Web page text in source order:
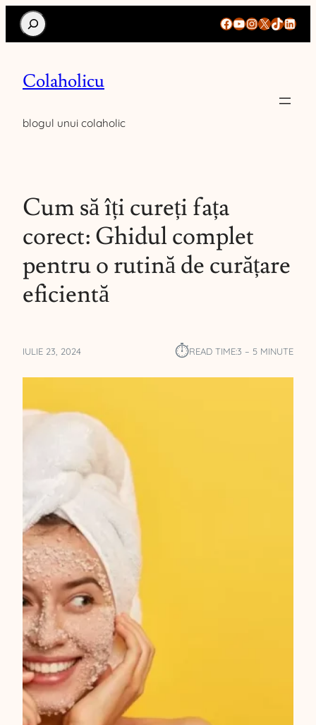
Search Facebook
YouTube
Instagram
X TikTok
Colaholicu
blogul unui colaholic
Cum să îți cureți fața
corect: Ghidul complet
pentru o rutină de curățare
eficientă
IULIE 23, 2024 ⏱︎READ TIME:3 – 5 MINUTE